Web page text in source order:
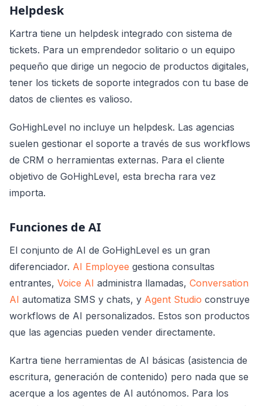
Helpdesk
Kartra tiene un helpdesk integrado con sistema de
tickets. Para un emprendedor solitario o un equipo
pequeño que dirige un negocio de productos digitales,
tener los tickets de soporte integrados con tu base de
datos de clientes es valioso.
GoHighLevel no incluye un helpdesk. Las agencias
suelen gestionar el soporte a través de sus workflows
de CRM o herramientas externas. Para el cliente
objetivo de GoHighLevel, esta brecha rara vez
importa.
Funciones de AI
El conjunto de AI de GoHighLevel es un gran
diferenciador. AI Employee gestiona consultas
entrantes, Voice AI administra llamadas, Conversation
AI automatiza SMS y chats, y Agent Studio construye
workflows de AI personalizados. Estos son productos
que las agencias pueden vender directamente.
Kartra tiene herramientas de AI básicas (asistencia de
escritura, generación de contenido) pero nada que se
acerque a los agentes de AI autónomos. Para los